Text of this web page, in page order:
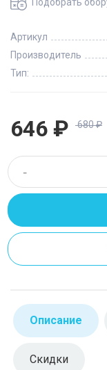
Артикул
Производитель
Тип:
646 ₽ 680₽
-
Описание
Скидки